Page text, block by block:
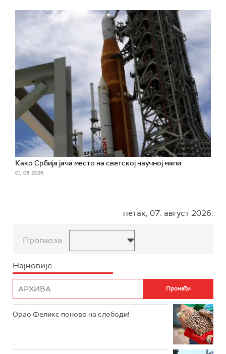
Како Србија јача место на светској научној мапи
01. 08. 2026.
петак, 07. август 2026.
Прогноза
Најновије
Орао Феликс поново на слободи!